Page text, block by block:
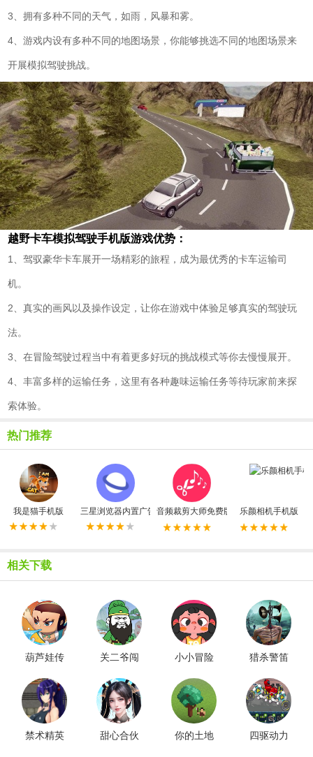
3、拥有多种不同的天气，如雨，风暴和雾。
4、游戏内设有多种不同的地图场景，你能够挑选不同的地图场景来
开展模拟驾驶挑战。
越野卡车模拟驾驶手机版游戏优势：
1、驾驭豪华卡车展开一场精彩的旅程，成为最优秀的卡车运输司
机。
2、真实的画风以及操作设定，让你在游戏中体验足够真实的驾驶玩
法。
3、在冒险驾驶过程当中有着更多好玩的挑战模式等你去慢慢展开。
4、丰富多样的运输任务，这里有各种趣味运输任务等待玩家前来探
索体验。
热门推荐
我是猫手机版 三星浏览器内置广告拦截器最新版
音频裁剪大师免费版 乐颜相机手机版
相关下载
葫芦娃传
关二爷闯
小小冒险
游戏
猎杀警笛
禁术精英
甜心合伙
你的土地
四驱动力